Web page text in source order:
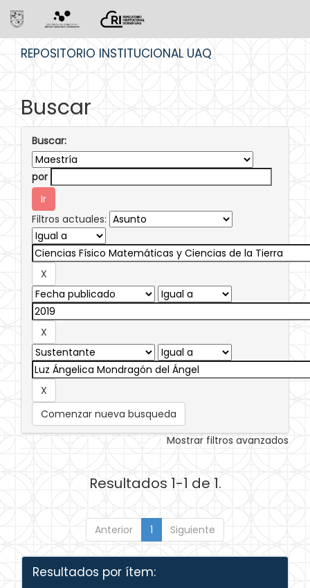
REPOSITORIO INSTITUCIONAL UAQ
Buscar
Buscar:
por
Filtros actuales:
Comenzar nueva busqueda
Mostrar filtros avanzados
Resultados 1-1 de 1.
Anterior 1 Siguiente
Resultados por ítem: